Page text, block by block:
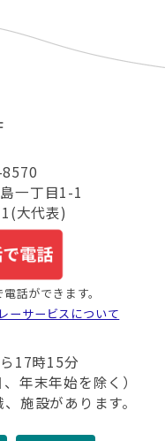
一丁目1-1
大代表)
話ができます。
ーサービスについて
17時15分
年末年始を除く）
施設があります。